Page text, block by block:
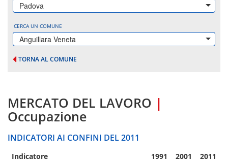
Padova
CERCA UN COMUNE
Anguillara Veneta
TORNA AL COMUNE
MERCATO DEL LAVORO |
Occupazione
INDICATORI AI CONFINI DEL 2011
Indicatore 1991 2001 2011